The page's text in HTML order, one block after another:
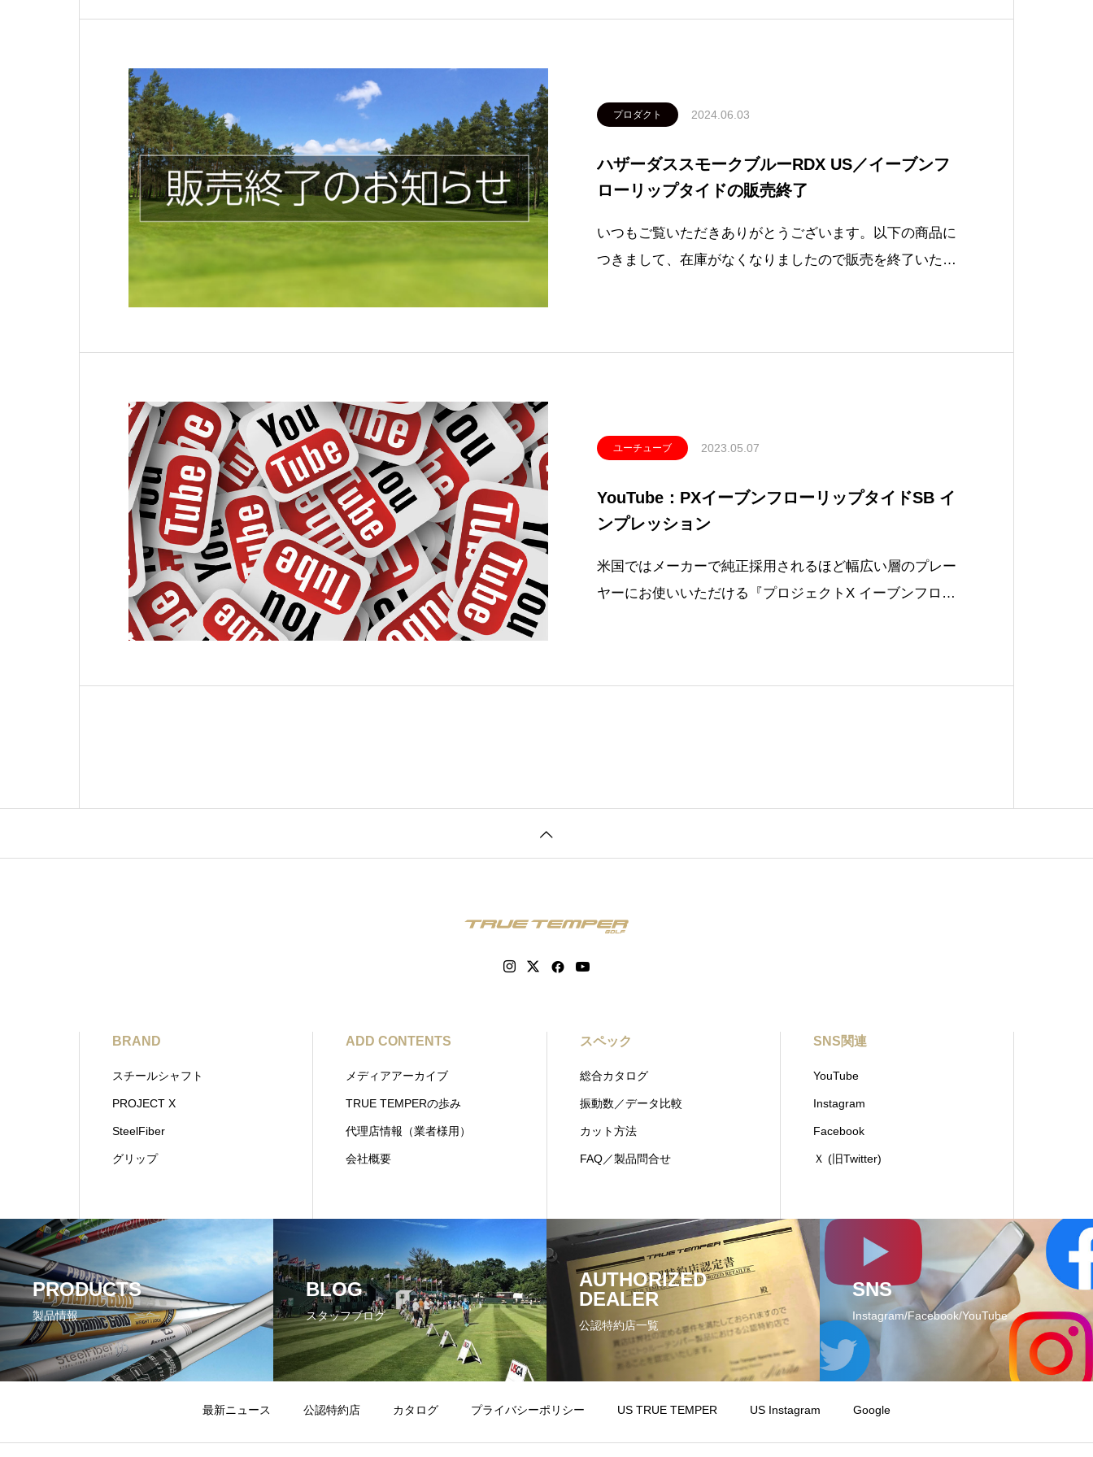
プロダクト 2024.06.03
ハザーダススモークブルーRDX US／イーブンフ
ローリップタイドの販売終了
いつもご覧いただきありがとうございます。以下の商品に
つきまして、在庫がなくなりましたので販売を終了いたし
ユーチューブ 2023.05.07
YouTube：PXイーブンフローリップタイドSB イ
ンプレッション
米国ではメーカーで純正採用されるほど幅広い層のプレー
ヤーにお使いいただける『プロジェクトX イーブンフロー
BRAND
スチールシャフト
PROJECT X
SteelFiber
グリップ
ADD CONTENTS
メディアアーカイブ
TRUE TEMPERの歩み
代理店情報（業者様用）
会社概要
スペック
総合カタログ
振動数／データ比較
カット方法
FAQ／製品問合せ
SNS関連
YouTube
Instagram
Facebook
Ｘ (旧Twitter)
PRODUCTS
製品情報
BLOG
スタッフブログ
AUTHORIZED
DEALER
公認特約店一覧
SNS
Instagram/Facebook/YouTube
最新ニュース 公認特約店 カタログ プライバシーポリシー US TRUE TEMPER US Instagram Google